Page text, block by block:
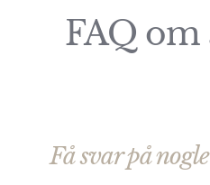
FAQ
Få svar på